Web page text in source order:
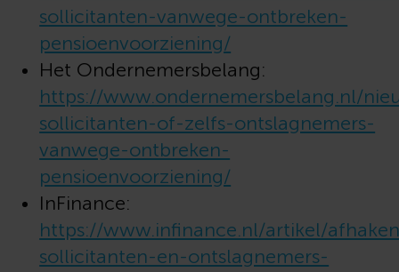
sollicitanten-vanwege-ontbreken-
pensioenvoorziening/
Het Ondernemersbelang:
https://www.ondernemersbelang.nl/
sollicitanten-of-zelfs-ontslagnemers-
vanwege-ontbreken-
pensioenvoorziening/
InFinance:
https://www.infinance.nl/artikel/
sollicitanten-en-ontslagnemers-